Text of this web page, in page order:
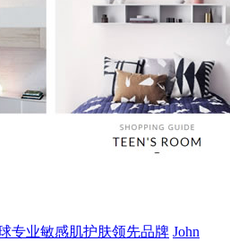
专业敏感肌护肤领先品牌 John